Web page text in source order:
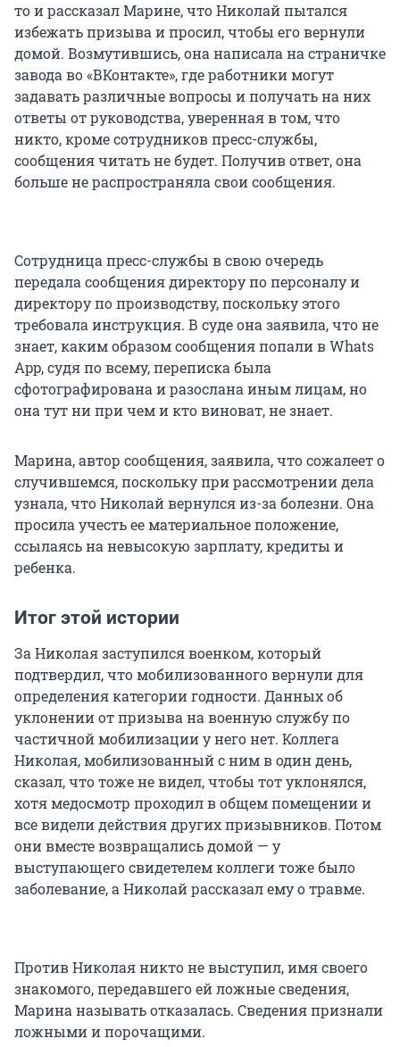
то и рассказал Марине, что Николай пытался
избежать призыва и просил, чтобы его вернули
домой. Возмутившись, она написала на страничке
завода во «ВКонтакте», где работники могут
задавать различные вопросы и получать на них
ответы от руководства, уверенная в том, что
никто, кроме сотрудников пресс-службы,
сообщения читать не будет. Получив ответ, она
больше не распространяла свои сообщения.
Сотрудница пресс-службы в свою очередь
передала сообщения директору по персоналу и
директору по производству, поскольку этого
требовала инструкция. В суде она заявила, что не
знает, каким образом сообщения попали в Whats
App, судя по всему, переписка была
сфотографирована и разослана иным лицам, но
она тут ни при чем и кто виноват, не знает.
Марина, автор сообщения, заявила, что сожалеет о
случившемся, поскольку при рассмотрении дела
узнала, что Николай вернулся из-за болезни. Она
просила учесть ее материальное положение,
ссылаясь на невысокую зарплату, кредиты и
ребенка.
Итог этой истории
За Николая заступился военком, который
подтвердил, что мобилизованного вернули для
определения категории годности. Данных об
уклонении от призыва на военную службу по
частичной мобилизации у него нет. Коллега
Николая, мобилизованный с ним в один день,
сказал, что тоже не видел, чтобы тот уклонялся,
хотя медосмотр проходил в общем помещении и
все видели действия других призывников. Потом
они вместе возвращались домой — у
выступающего свидетелем коллеги тоже было
заболевание, а Николай рассказал ему о травме.
Против Николая никто не выступил, имя своего
знакомого, передавшего ей ложные сведения,
Марина называть отказалась. Сведения признали
ложными и порочащими.